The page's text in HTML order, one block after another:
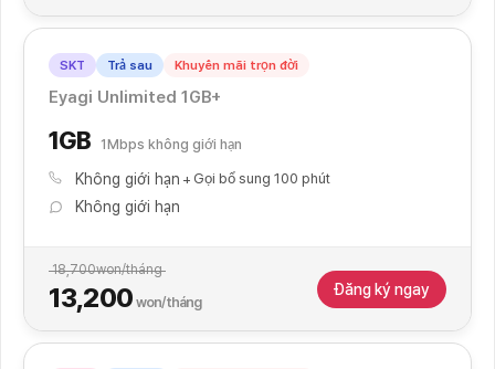
SKT Trả sau Khuyến mãi trọn đời
Eyagi Unlimited 1GB+
1GB 1Mbps không giới hạn
Không giới hạn Gọi bổ sung 100 phút
Không giới hạn
18,700won/tháng
13,200 won/tháng
Đăng ký ngay